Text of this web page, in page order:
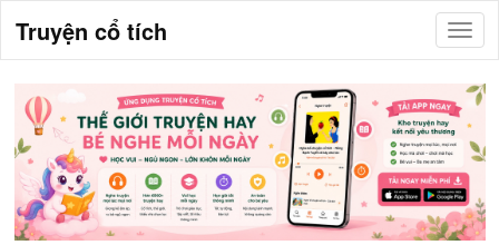
Truyện cổ tích